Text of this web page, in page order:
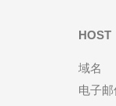
HOST
域名
电子